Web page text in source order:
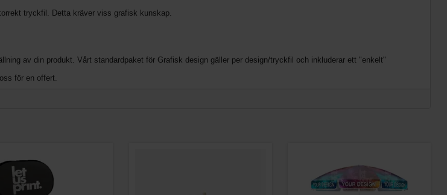
tryckfil. Detta kräver viss grafisk kunskap.
av din produkt. Vårt standardpaket för Grafisk design gäller per design/tryckfil och inkluderar ett "enkelt"
för en offert.